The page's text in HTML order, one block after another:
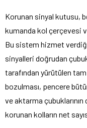
Korunan sinyal kutusu,
kumanda kol çerçevesi
Bu sistem hizmet
sinyalleri doğrudan
tarafından yürütülen
bozulması, pencere
ve aktarma
korunan kolların net